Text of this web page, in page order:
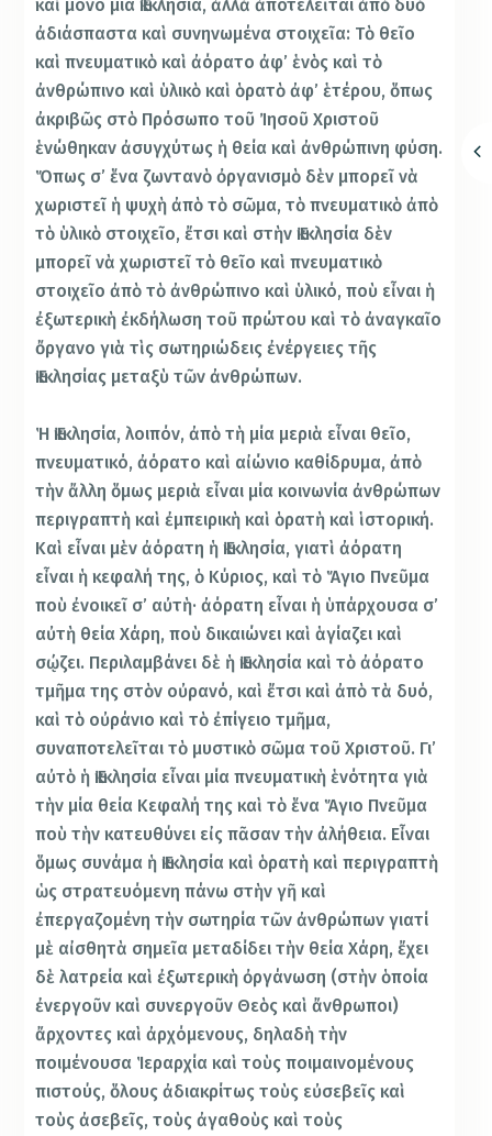
καὶ μόνο μία Ἐκκλησία, ἀλλὰ ἀποτελεῖται ἀπὸ δυὸ
ἀδιάσπαστα καὶ συνηνωμένα στοιχεῖα: Τὸ θεῖο
καὶ πνευματικὸ καὶ ἀόρατο ἀφ’ ἑνὸς καὶ τὸ
ἀνθρώπινο καὶ ὑλικὸ καὶ ὁρατὸ ἀφ’ ἑτέρου, ὅπως
ἀκριβῶς στὸ Πρόσωπο τοῦ Ἰησοῦ Χριστοῦ
ἑνώθηκαν ἀσυγχύτως ἡ θεία καὶ ἀνθρώπινη φύση.
Ὅπως σ’ ἕνα ζωντανὸ ὀργανισμὸ δὲν μπορεῖ νὰ
χωριστεῖ ἡ ψυχὴ ἀπὸ τὸ σῶμα, τὸ πνευματικὸ ἀπὸ
τὸ ὑλικὸ στοιχεῖο, ἔτσι καὶ στὴν Ἐκκλησία δὲν
μπορεῖ νὰ χωριστεῖ τὸ θεῖο καὶ πνευματικὸ
στοιχεῖο ἀπὸ τὸ ἀνθρώπινο καὶ ὑλικό, ποὺ εἶναι ἡ
ἐξωτερικὴ ἐκδήλωση τοῦ πρώτου καὶ τὸ ἀναγκαῖο
ὄργανο γιὰ τὶς σωτηριώδεις ἐνέργειες τῆς
Ἐκκλησίας μεταξὺ τῶν ἀνθρώπων.
Ἡ Ἐκκλησία, λοιπόν, ἀπὸ τὴ μία μεριὰ εἶναι θεῖο,
πνευματικό, ἀόρατο καὶ αἰώνιο καθίδρυμα, ἀπὸ
τὴν ἄλλη ὅμως μεριὰ εἶναι μία κοινωνία ἀνθρώπων
περιγραπτὴ καὶ ἐμπειρικὴ καὶ ὁρατὴ καὶ ἱστορική.
Καὶ εἶναι μὲν ἀόρατη ἡ Ἐκκλησία, γιατὶ ἀόρατη
εἶναι ἡ κεφαλή της, ὁ Κύριος, καὶ τὸ Ἅγιο Πνεῦμα
ποὺ ἐνοικεῖ σ’ αὐτὴ· ἀόρατη εἶναι ἡ ὑπάρχουσα σ’
αὐτὴ θεία Χάρη, ποὺ δικαιώνει καὶ ἁγίαζει καὶ
σῴζει. Περιλαμβάνει δὲ ἡ Ἐκκλησία καὶ τὸ ἀόρατο
τμῆμα της στὸν οὐρανό, καὶ ἔτσι καὶ ἀπὸ τὰ δυό,
καὶ τὸ οὐράνιο καὶ τὸ ἐπίγειο τμῆμα,
συναποτελεῖται τὸ μυστικὸ σῶμα τοῦ Χριστοῦ. Γι’
αὐτὸ ἡ Ἐκκλησία εἶναι μία πνευματικὴ ἑνότητα γιὰ
τὴν μία θεία Κεφαλή της καὶ τὸ ἕνα Ἅγιο Πνεῦμα
ποὺ τὴν κατευθύνει εἰς πᾶσαν τὴν ἀλήθεια. Εἶναι
ὅμως συνάμα ἡ Ἐκκλησία καὶ ὁρατὴ καὶ περιγραπτὴ
ὡς στρατευόμενη πάνω στὴν γῆ καὶ
ἐπεργαζομένη τὴν σωτηρία τῶν ἀνθρώπων γιατί
μὲ αἰσθητὰ σημεῖα μεταδίδει τὴν θεία Χάρη, ἔχει
δὲ λατρεία καὶ ἐξωτερικὴ ὀργάνωση (στὴν ὁποία
ἐνεργοῦν καὶ συνεργοῦν Θεὸς καὶ ἄνθρωποι)
ἄρχοντες καὶ ἀρχόμενους, δηλαδὴ τὴν
ποιμένουσα Ἱεραρχία καὶ τοὺς ποιμαινομένους
πιστούς, ὅλους ἀδιακρίτως τοὺς εὐσεβεῖς καὶ
τοὺς ἀσεβεῖς, τοὺς ἀγαθοὺς καὶ τοὺς